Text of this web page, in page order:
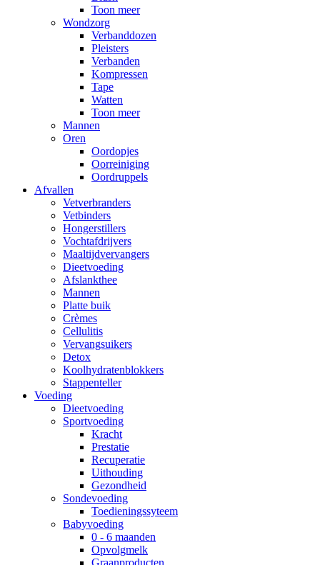
Toon meer
Wondzorg
Verbanddozen
Pleisters
Verbanden
Kompressen
Tape
Watten
Toon meer
Mannen
Oren
Oordopjes
Oorreiniging
Oordruppels
Afvallen
Vetverbranders
Vetbinders
Hongerstillers
Vochtafdrijvers
Maaltijdvervangers
Dieetvoeding
Afslankthee
Mannen
Platte buik
Crèmes
Cellulitis
Vervangsuikers
Detox
Koolhydratenblokkers
Stappenteller
Voeding
Dieetvoeding
Sportvoeding
Kracht
Prestatie
Recuperatie
Uithouding
Gezondheid
Sondevoeding
Toedieningssyteem
Babyvoeding
0 - 6 maanden
Opvolgmelk
Graanproducten